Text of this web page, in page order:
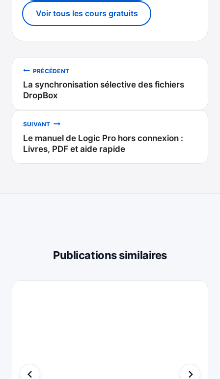
Voir tous les cours gratuits
Navigation
de
l’article
PRÉCÉDENT
La synchronisation sélective des fichiers
DropBox
SUIVANT
Le manuel de Logic Pro hors connexion :
Livres, PDF et aide rapide
Publications similaires